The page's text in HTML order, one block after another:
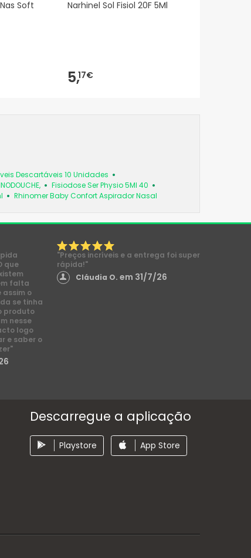
Soft
Narhinel Sol Fisiol 20F 5Ml
5,17€
Descartáveis 10 Unidades
Fisiodose Ser Physio 5Ml 40
Rhinomer Baby Confort Aspirador Nasal
que
falta
assim o
se tinha
produto
nesse
logo
e saber o
"Preços incríveis e a entrega foi super
rápida!"
Cláudia O. em 31/7/26
Descarregue a aplicação
Playstore App Store